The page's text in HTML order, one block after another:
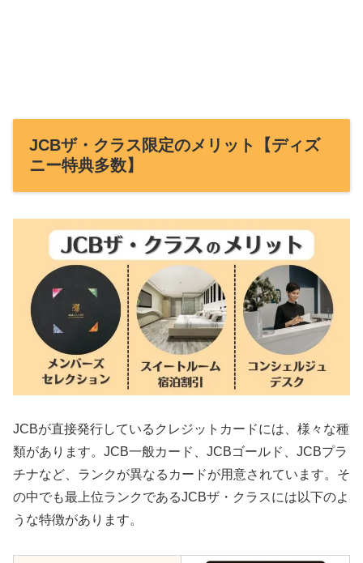
JCBザ・クラス限定のメリット【ディズ
ニー特典多数】
JCBが直接発行しているクレジットカードには、様々な種
類があります。JCB一般カード、JCBゴールド、JCBプラ
チナなど、ランクが異なるカードが用意されています。そ
の中でも最上位ランクであるJCBザ・クラスには以下のよ
うな特徴があります。